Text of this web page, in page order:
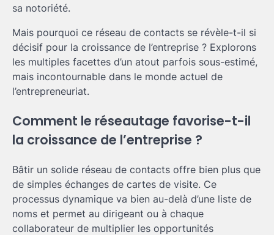
sa notoriété.
Mais pourquoi ce réseau de contacts se révèle-t-il si
décisif pour la croissance de l’entreprise ? Explorons
les multiples facettes d’un atout parfois sous-estimé,
mais incontournable dans le monde actuel de
l’entrepreneuriat.
Comment le réseautage favorise-t-il
la croissance de l’entreprise ?
Bâtir un solide réseau de contacts offre bien plus que
de simples échanges de cartes de visite. Ce
processus dynamique va bien au-delà d’une liste de
noms et permet au dirigeant ou à chaque
collaborateur de multiplier les opportunités